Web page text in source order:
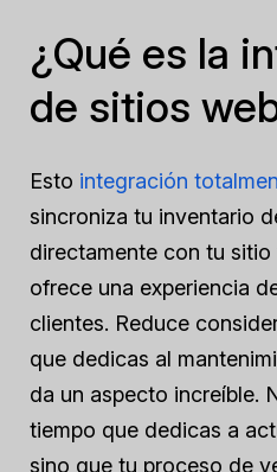
¿Qué es la
de sitios
Esto integración
sincroniza tu inventario
directamente con tu
ofrece una experiencia
clientes. Reduce
que dedicas al
da un aspecto increíble.
tiempo que dedicas a
sino que tu proceso de